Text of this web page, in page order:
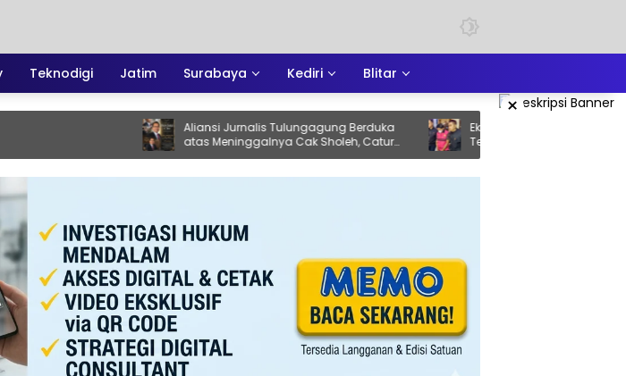
Teknodigi Jatim Surabaya Kediri Blitar
×
Aliansi Jurnalis Tulungagung Berduka
atas Meninggalnya Cak Sholeh, Catur
Santoso: “Beliau Pejuang Keadilan yang
Eks Ketua DPRD Ponorogo Resmi
Tersangka Kasus Korupsi Tunjangan
Perumahan